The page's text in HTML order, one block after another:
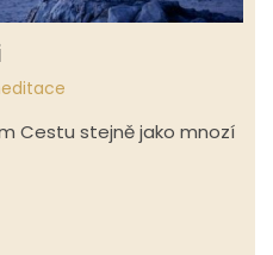
Cestu stejně jako mnozí